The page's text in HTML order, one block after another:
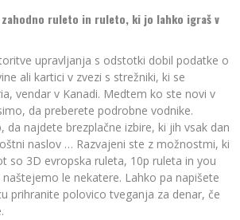
zahodno ruleto in ruleto, ki jo lahko igraš v
upravljanja s odstotki dobil podatke o
ali kartici v zvezi s strežniki, ki se
vendar v Kanadi. Medtem ko ste novi v
da preberete podrobne vodnike.
da najdete brezplačne izbire, ki jih vsak dan
naslov … Razvajeni ste z možnostmi, ki
so 3D evropska ruleta, 10p ruleta in you
le nekatere. Lahko pa napišete
prihranite polovico tveganja za denar, če